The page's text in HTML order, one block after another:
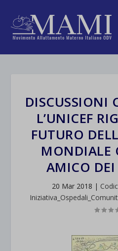
DISCUSSIONI
L’UNICEF
FUTURO
MONDIALE
AMICO
20 Mar 2018 |